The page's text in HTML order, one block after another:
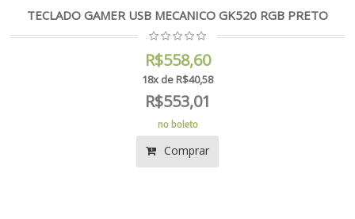
TECLADO GAMER USB MECANICO GK520 RGB PRETO
R$558,60
18x de R$40,58
R$553,01
no boleto
Comprar